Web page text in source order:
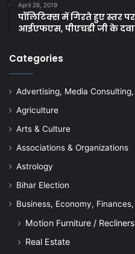
April 26, 2019
पॉलिटिक्स में गिरते हुए स्तर
आईएफएस, पीएचडी जी के
Categories
Advertising, Media
Agriculture
Arts & Culture
Associations & Organizations
Astrology
Bihar Election
Business, Economy,
Motion Furniture / Recliners
Real Estate